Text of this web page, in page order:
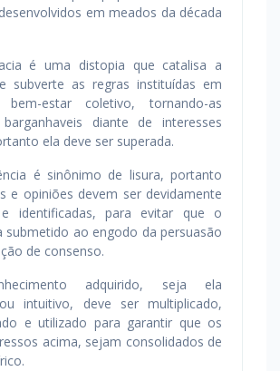
em meados da década
é uma distopia que catalisa a
subverte as regras instituídas em
estar coletivo, tornando-as
diante de interesses
ela deve ser superada.
é sinônimo de lisura, portanto
e opiniões devem ser devidamente
e identificadas, para evitar que o
submetido ao engodo da persuasão
de consenso.
adquirido, seja ela
intuitivo, deve ser multiplicado,
e utilizado para garantir que os
acima, sejam consolidados de